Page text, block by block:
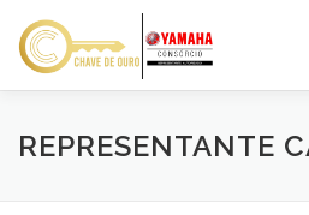
para
VANTAGENS SOBRE NÓS
REPRESENTANTE